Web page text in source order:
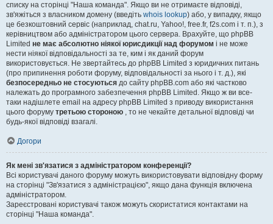
списку на сторінці "Наша команда". Якщо ви не отримаєте відповіді,
зв'яжіться з власником домену (введіть whois lookup) або, у випадку, якщо
це безкоштовний сервіс (наприклад, chat.ru, Yahoo!, free.fr, f2s.com і т. п.), з
керівництвом або адміністратором цього сервера. Врахуйте, що phpBB
Limited не має абсолютно ніякої юрисдикції над форумом і не може
нести ніякої відповідальності за те, ким і як даний форум
використовується. Не звертайтесь до phpBB Limited з юридичних питань
(про припинення роботи форуму, відповідальності за нього і т. д.), які
безпосередньо не стосуються до сайту phpBB.com або які частково
належать до програмного забезпечення phpBB Limited. Якщо ж ви все-
таки надішлете email на адресу phpBB Limited з приводу використання
цього форуму третьою стороною , то не чекайте детальної відповіді чи
будь-якої відповіді взагалі.
Догори
Як мені зв'язатися з адміністратором конференції?
Всі користувачі даного форуму можуть використовувати відповідну форму
на сторінці "Зв'язатися з адміністрацією", якщо дана функція включена
адміністратором.
Зареєстровані користувачі також можуть скористатися контактами на
сторінці "Наша команда".